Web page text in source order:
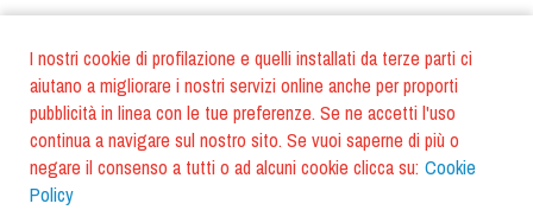
I nostri cookie di profilazione e quelli installati da terze parti ci
aiutano a migliorare i nostri servizi online anche per proporti
pubblicità in linea con le tue preferenze. Se ne accetti l'uso
continua a navigare sul nostro sito. Se vuoi saperne di più o
negare il consenso a tutti o ad alcuni cookie clicca su: Cookie
Policy